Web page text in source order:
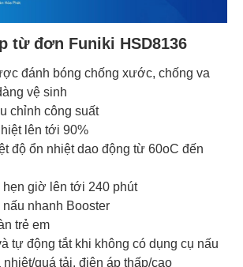
từ đơn Funiki HSD8136
đánh bóng chống xước, chống va
vệ sinh
chỉnh công suất
lên tới 90%
độ ổn nhiệt dao động từ 60oC đến
giờ lên tới 240 phút
nhanh Booster
trẻ em
tự động tắt khi không có dụng cụ nấu
nhiệt/quá tải, điện áp thấp/cao